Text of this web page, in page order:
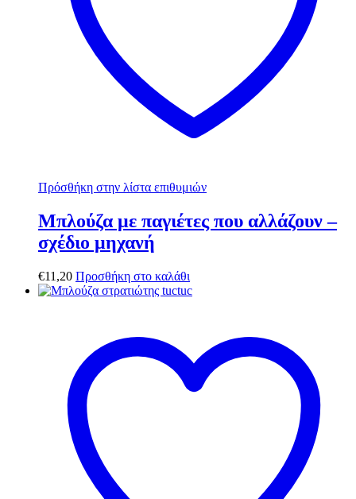
Πρόσθήκη στην λίστα επιθυμιών
Μπλούζα με παγιέτες που αλλάζουν –
σχέδιο μηχανή
€11,20 Προσθήκη στο καλάθι